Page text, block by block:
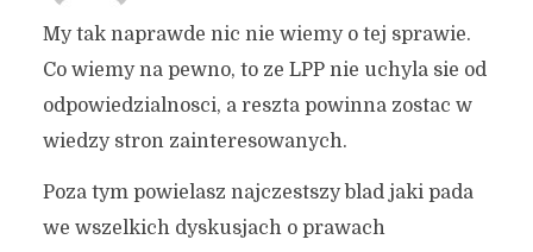
My tak naprawde nic nie wiemy o tej sprawie.
Co wiemy na pewno, to ze LPP nie uchyla sie od
odpowiedzialnosci, a reszta powinna zostac w
wiedzy stron zainteresowanych.
Poza tym powielasz najczestszy blad jaki pada
we wszelkich dyskusjach o prawach